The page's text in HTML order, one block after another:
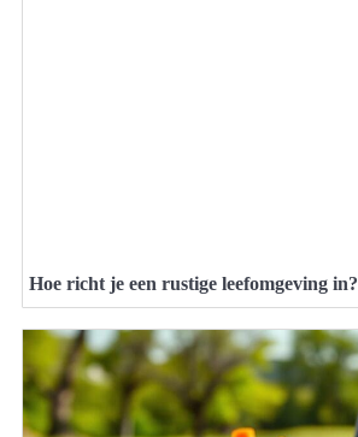
Hoe richt je een rustige leefomgeving in?